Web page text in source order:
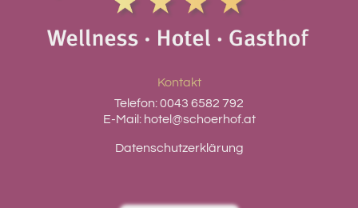
Kontakt
Telefon:0043 6582 792
E-Mail: hotel@schoerhof.at
Datenschutzerklärung